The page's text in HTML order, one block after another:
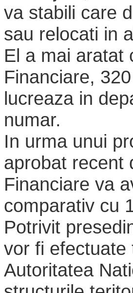
va stabili care
sau relocati in
El a mai aratat
Financiare,
lucreaza in
numar.
In urma unui
aprobat recent
Financiare va
comparativ cu
Potrivit
vor fi efectuate
Autoritatea